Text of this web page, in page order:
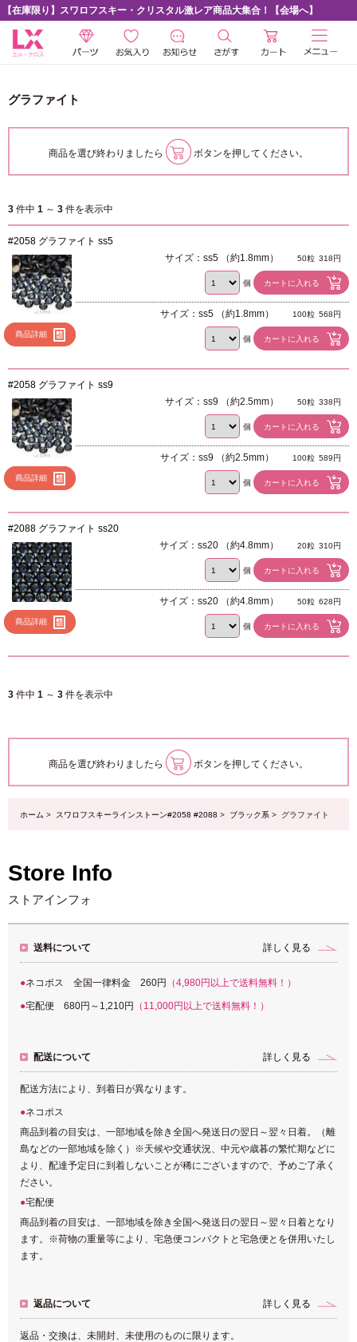
【在庫限り】スワロフスキー・クリスタル激レア商品大集合！【会場へ】
グラファイト
商品を選び終わりましたら ボタンを押してください。
3 件中 1 ～ 3 件を表示中
#2058 グラファイト ss5
商品詳細
サイズ：ss5 （約1.8mm） 50粒 318円
個
サイズ：ss5 （約1.8mm） 100粒 568円
個
#2058 グラファイト ss9
商品詳細
サイズ：ss9 （約2.5mm） 50粒 338円
個
サイズ：ss9 （約2.5mm） 100粒 589円
個
#2088 グラファイト ss20
商品詳細
サイズ：ss20 （約4.8mm） 20粒 310円
個
サイズ：ss20 （約4.8mm） 50粒 628円
個
3 件中 1 ～ 3 件を表示中
商品を選び終わりましたら ボタンを押してください。
ホーム > スワロフスキーラインストーン#2058 #2088 > ブラック系 > グラファイト
Store Info
ストアインフォ
送料について 詳しく見る
ネコポス 全国一律料金 260円 （4,980円以上で送料無料！）
宅配便 680円～1,210円 （11,000円以上で送料無料！）
配送について 詳しく見る
配送方法により、到着日が異なります。
ネコポス
商品到着の目安は、一部地域を除き全国へ発送日の翌日～翌々日着。（離
島などの一部地域を除く）※天候や交通状況、中元や歳暮の繁忙期などに
より、配達予定日に到着しないことが稀にございますので、予めご了承く
ださい。
宅配便
商品到着の目安は、一部地域を除き全国へ発送日の翌日～翌々日着となり
ます。※荷物の重量等により、宅急便コンパクトと宅急便とを併用いたし
ます。
返品について 詳しく見る
返品・交換は、未開封、未使用のものに限ります。